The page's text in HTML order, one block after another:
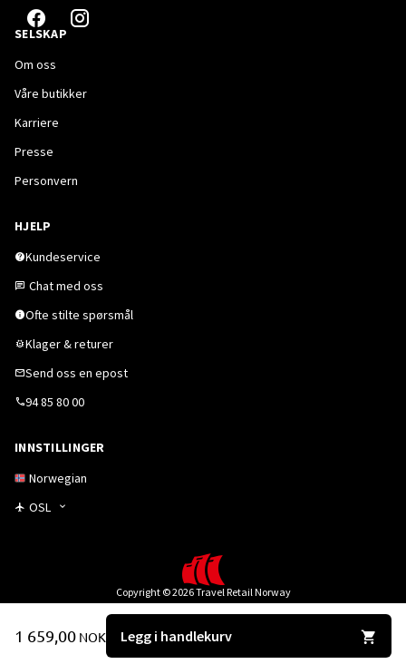
1 659,00 NOK Legg i handlekurv
SELSKAP
Om oss
Våre butikker
Karriere
Presse
Personvern
HJELP
Kundeservice
Chat med oss
Ofte stilte spørsmål
Klager & returer
Send oss en epost
94 85 80 00
INNSTILLINGER
Norwegian
OSL
Copyright © 2026 Travel Retail Norway